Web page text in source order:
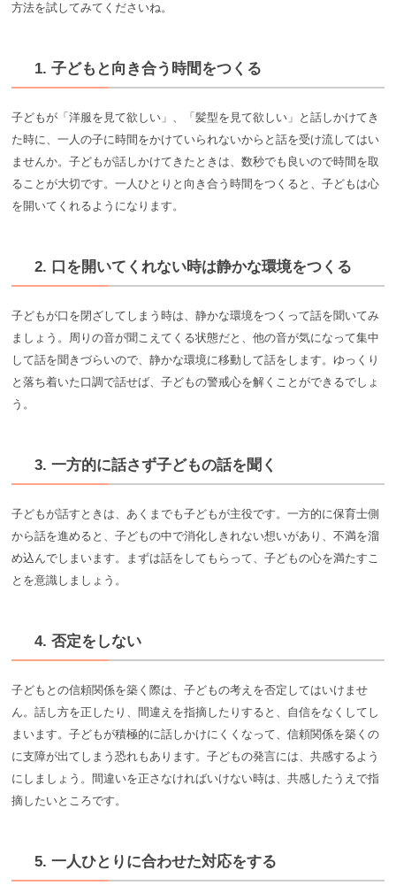
方法を試してみてくださいね。
1. 子どもと向き合う時間をつくる
子どもが「洋服を見て欲しい」、「髪型を見て欲しい」と話しかけてき
た時に、一人の子に時間をかけていられないからと話を受け流してはい
ませんか。子どもが話しかけてきたときは、数秒でも良いので時間を取
ることが大切です。一人ひとりと向き合う時間をつくると、子どもは心
を開いてくれるようになります。
2. 口を開いてくれない時は静かな環境をつくる
子どもが口を閉ざしてしまう時は、静かな環境をつくって話を聞いてみ
ましょう。周りの音が聞こえてくる状態だと、他の音が気になって集中
して話を聞きづらいので、静かな環境に移動して話をします。ゆっくり
と落ち着いた口調で話せば、子どもの警戒心を解くことができるでしょ
う。
3. 一方的に話さず子どもの話を聞く
子どもが話すときは、あくまでも子どもが主役です。一方的に保育士側
から話を進めると、子どもの中で消化しきれない想いがあり、不満を溜
め込んでしまいます。まずは話をしてもらって、子どもの心を満たすこ
とを意識しましょう。
4. 否定をしない
子どもとの信頼関係を築く際は、子どもの考えを否定してはいけませ
ん。話し方を正したり、間違えを指摘したりすると、自信をなくしてし
まいます。子どもが積極的に話しかけにくくなって、信頼関係を築くの
に支障が出てしまう恐れもあります。子どもの発言には、共感するよう
にしましょう。間違いを正さなければいけない時は、共感したうえで指
摘したいところです。
5. 一人ひとりに合わせた対応をする